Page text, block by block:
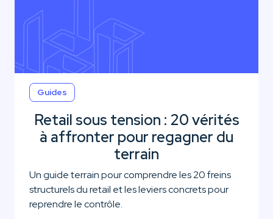
Guides
Retail sous tension : 20 vérités
à affronter pour regagner du
terrain
Un guide terrain pour comprendre les 20 freins
structurels du retail et les leviers concrets pour
reprendre le contrôle.